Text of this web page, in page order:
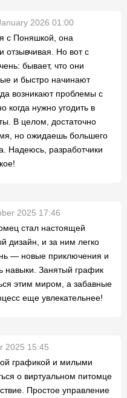
2026 01:00
с Поняшкой, она
отзывчивая. Но вот с
бывает, что они
и быстро начинают
возникают проблемы с
когда нужно угодить в
В целом, достаточно
но ожидаешь большего
Надеюсь, разработчики
2025 17:46
стал настоящей
дизайн, и за ним легко
— новые приключения и
навыки. Занятый график
этим миром, а забавные
еще увлекательнее!
2025 15:45
графикой и милыми
о виртуальном питомце
Простое управление